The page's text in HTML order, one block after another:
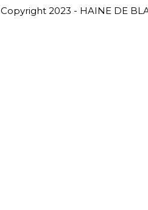
Copyright 2023 - HAINE DE